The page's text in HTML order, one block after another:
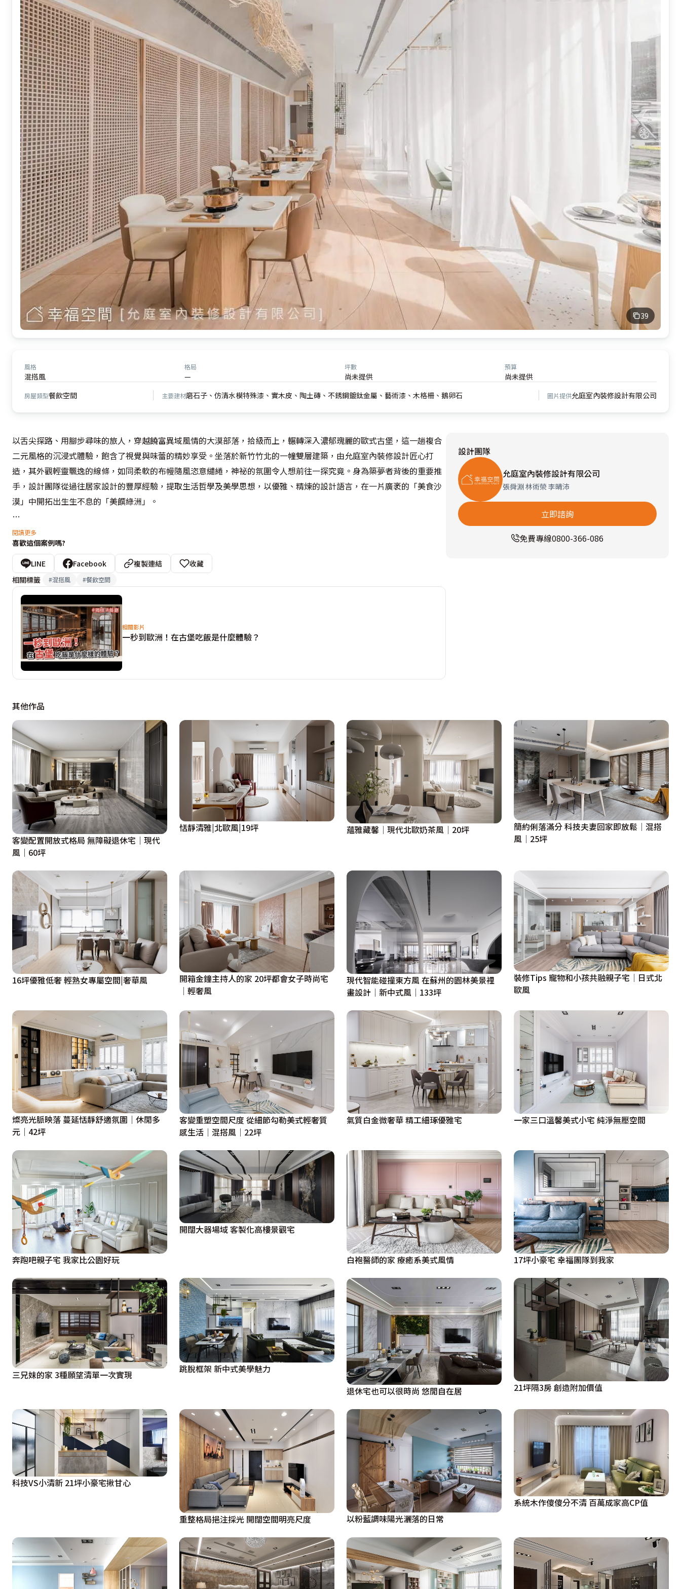
39
風格
混搭風
格局
—
坪數
尚未提供
預算
尚未提供
房屋類型餐飲空間 主要建材磨石子、仿清水模特殊漆、實木皮、陶土磚、不銹鋼鍍鈦金屬、藝術漆、木格柵、鵝卵石 圖片提供允庭室內裝修設計有限公司
以舌尖探路、用腳步尋味的旅人，穿越饒富異域風情的大漠部落，拾級而上，輾轉深入濃郁瑰麗的歐式古堡，這一趟複合
二元風格的沉浸式體驗，飽含了視覺與味蕾的精妙享受。坐落於新竹竹北的一幢雙層建築，由允庭室內裝修設計匠心打
造，其外觀輕靈飄逸的線條，如同柔軟的布幔隨風恣意繾綣，神祕的氛圍令人想前往一探究竟。身為築夢者背後的重要推
手，設計團隊從過往居家設計的豐厚經驗，提取生活哲學及美學思想，以優雅、精煉的設計語言，在一片廣袤的「美食沙
漠」中開拓出生生不息的「美饌綠洲」。
一樓餐廳以清爽無負擔的湯底，搭配高檔肉品，主打自然健康的鍋物料理，空間遂以珪藻土、仿清水模特殊漆，奠定簡約
的淺色基底，再揀選充滿異域風情的竹編吊燈、枯木、花架，平添渡假風情。利用磨石子與實木皮構織的地坪，蜿蜒曼妙
的曲線，勾繪出「無限∞」的符號，在型態上亦叩應了連綿起伏的沙丘，形成荒漠景觀裡一道獨特的風景線。大片落地窗
將暖光、綠意援引入室，臨窗區採用布幔造景區隔座位，不僅營造出沙漠帳篷的寫意情境，也讓每個餐敘空間私密而夢
幻。
由於餐廳有貼心的桌邊服務，開放式座位區預留了寬敞的走道，方便服務人員在點餐、就餐的過程能流暢而有序地行動。
考量用餐環境的隱密性，空間巧妙運用鏤空造型門片，打造活動式的彈性包廂，以滿足各種人數需求。此外，戶外庭園也
是設計的一大特色，鋪滿白色鵝卵石的地面轉喻了沙漠地貌，佐搭雞蛋花、斐濟櫚等熱帶性植物，完美將大自然的綺麗想
像，化為休閒浪漫的室外一景。
口，表面經窯變燒製產生濃淡不一的紋理，帶來一種古樸的別緻感，又巧妙與炙燒料理的手法相互呼應。進入主場域之
前，需穿越一道拱形酒窖長廊，挑高的穹頂採用不銹鋼鍍鈦金屬，鋪陳出高貴不失雅的就餐意境；兩旁羅列著餐廳存儲的
豐富藏酒，供來賓細細品味、挑選，敲響品嚐美食饗宴的前奏。
為了呈現歐式古堡飽滿的形象，空間運用經典的海軍藍漆面、鋸木紋木皮，在歐式線板與格柵門板穿插之間，瞬間將賓客
帶入英倫復古的專屬情調之中。可近距離觀賞廚師「料理秀」的吧台區，牆面以具有手作質感的橘紅色特殊漆塗覆，不規
則的紋理脈絡，隨著上方燈箱透散的光暈蹁躚起舞，象徵了爐台上律動的火焰，而挑逗味蕾的配色選擇，令人食慾更甚，
為大啖頂級和牛的高級滋味做準備。
深諳高檔餐廳的客群注重隱私與個人空間，設計師在包廂的多元功能使用上有所著墨，除了規劃靈活的活動隔間以應變各
包廂，內部附加了一間雅致的休息室，讓來賓在此享用酒品和甜點，與親友在相聚的儀式感中共度美好時光。
閱讀更多
喜歡這個案例嗎?
LINE Facebook 複製連結
收藏
相關標籤
#混搭風 #餐飲空間
相關影片
一秒到歐洲！在古堡吃飯是什麼體驗？
設計團隊
允庭室內裝修設計有限公司
張舜淵 林術榮 李晴沛
立即諮詢
免費專線0800-366-086
其他作品
客變配置開放式格局 無障礙退休宅｜現代
風｜60坪
恬靜清雅|北歐風|19坪 蘊雅藏馨│現代北歐奶茶風│20坪
簡約俐落滿分 科技夫妻回家即放鬆│混搭
風│25坪
16坪優雅低奢 輕熟女專屬空間|奢華風
開箱金鐘主持人的家 20坪都會女子時尚宅
│輕奢風
現代智能碰撞東方風 在蘇州的園林美景裡
畫設計│新中式風│133坪
裝修Tips 寵物和小孩共融親子宅│日式北
歐風
燦亮光脈映落 蔓延恬靜舒適氛圍｜休閒多
元｜42坪
客變重塑空間尺度 從細節勾勒美式輕奢質
感生活│混搭風│22坪
氣質白金微奢華 精工細琢優雅宅 一家三口溫馨美式小宅 純淨無壓空間
奔跑吧親子宅 我家比公園好玩
開闊大器場域 客製化高樓景觀宅
白袍醫師的家 療癒系美式風情 17坪小豪宅 幸福團隊到我家
三兄妹的家 3種願望清單一次實現
跳脫框架 新中式美學魅力
退休宅也可以很時尚 悠閒自在居
21坪隔3房 創造附加價值
科技VS小清新 21坪小豪宅揪甘心
重整格局挹注採光 開闊空間明亮尺度 以粉藍調味陽光灑落的日常
系統木作傻傻分不清 百萬成家高CP值